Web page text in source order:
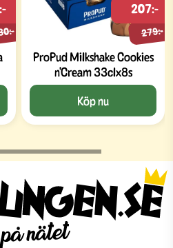
ProPud Milkshake Cookies
n'Cream 33clx8s
279:-
207:-
Köp nu